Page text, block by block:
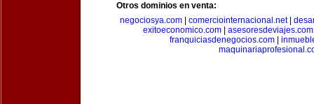
Otros dominios en venta:
negociosya.com
comerciointernacional.net|
exitoeconomico.com| asesoresdeviajes.com
franquiciasdenegocios.com|